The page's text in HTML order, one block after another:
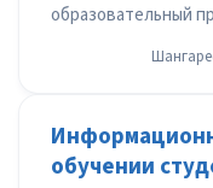
образовательный
обучении